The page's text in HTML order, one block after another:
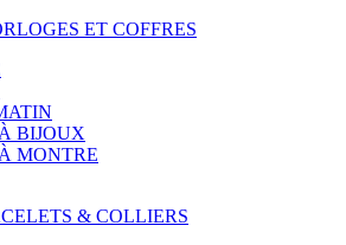
ET COFFRES
BIJOUX
MONTRE
& COLLIERS